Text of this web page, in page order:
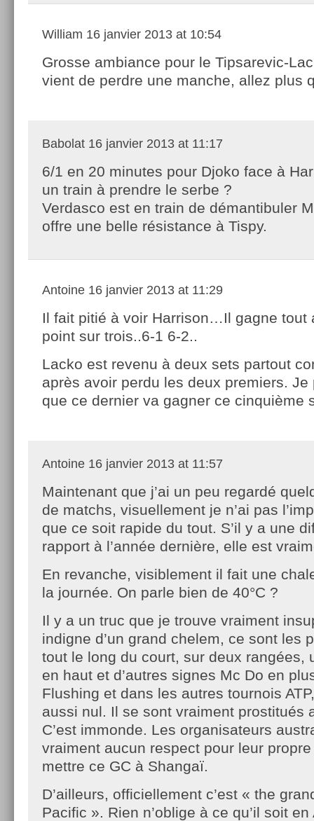
William 16 janvier 2013 at 10:54
Grosse ambiance pour le Tipsarevic-
vient de perdre une manche, allez plus
Babolat 16 janvier 2013 at 11:17
6/1 en 20 minutes pour Djoko face à
un train à prendre le serbe ?
Verdasco est en train de démantibuler
offre une belle résistance à Tispy.
Antoine 16 janvier 2013 at 11:29
Il fait pitié à voir Harrison…Il gagne tout
point sur trois..6-1 6-2..
Lacko est revenu à deux sets partout
après avoir perdu les deux premiers.
que ce dernier va gagner ce cinquième
Antoine 16 janvier 2013 at 11:57
Maintenant que j’ai un peu regardé
de matchs, visuellement je n’ai pas
que ce soit rapide du tout. S’il y a une
rapport à l’année dernière, elle est
En revanche, visiblement il fait une
la journée. On parle bien de 40°C ?
Il y a un truc que je trouve vraiment
indigne d’un grand chelem, ce sont les
tout le long du court, sur deux rangées,
en haut et d’autres signes Mc Do en
Flushing et dans les autres tournois
aussi nul. Il se sont vraiment prostitués
C’est immonde. Les organisateurs
vraiment aucun respect pour leur
mettre ce GC à Shangaï.
D’ailleurs, officiellement c’est « the
Pacific ». Rien n’oblige à ce qu’il soit